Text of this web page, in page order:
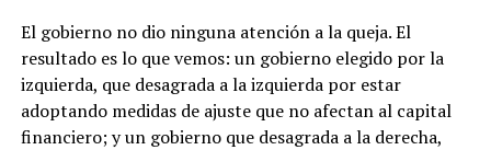
El gobierno no dio ninguna atención a la queja. El
resultado es lo que vemos: un gobierno elegido por la
izquierda, que desagrada a la izquierda por estar
adoptando medidas de ajuste que no afectan al capital
financiero; y un gobierno que desagrada a la derecha,